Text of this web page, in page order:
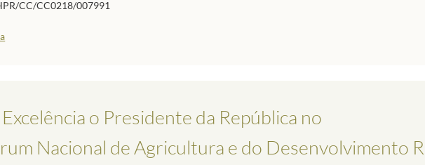
CC/CC0218/007991
o Presidente da República no
Nacional de Agricultura e do Desenvolvimento